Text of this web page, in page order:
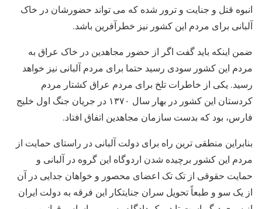
انبوه قتل و جنایت و ترور شده که می تواند حضورشان در خاک
آلبانی برای مردم این کشور نیز خطرآفرین باشد.
ضمن اینکه باید گفت اگر از حضور مجاهدین در خاک عراق به
مردم این کشور سودی رسید حتما برای مردم آلبانی نیز خواهد
رسید. یکی از خاطرات تلخ برای مردم عراق کشتار مردم
کردستان این کشور در بهار سال ۱۳۷۰ در جریان جنگ اول خلیج
فارس، بود که بدست سازمان مجاهدین اتفاق افتاد.
بنابراین منطقی ترین راه برای دولت آلبانی در راستای حمایت از
مردم این کشور برچیده شدن اردوگاه این گروه در آلبانی و
حمایت حقوقی از تک تک اعضای محصور و خواهان جدایی در آن
از یک سو و طبعاً تحویل سران جنایتکار این فرقه به دولت ایران